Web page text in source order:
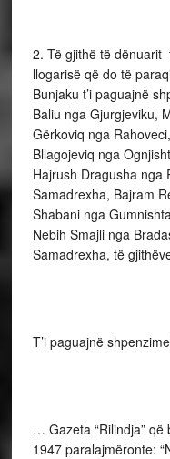
2. Të gjithë të dënuarit
llogarisë që do të
Bunjaku t’i paguajnë
Baliu nga Gjurgjeviku,
Gërkoviq nga
Bllagojeviq nga
Hajrush Dragusha nga
Samadrexha, Bajram
Shabani nga
Nebih Smajli nga
Samadrexha, të
T’i paguajnë
… Gazeta “Rilindja”
1947 paralajmëronte: